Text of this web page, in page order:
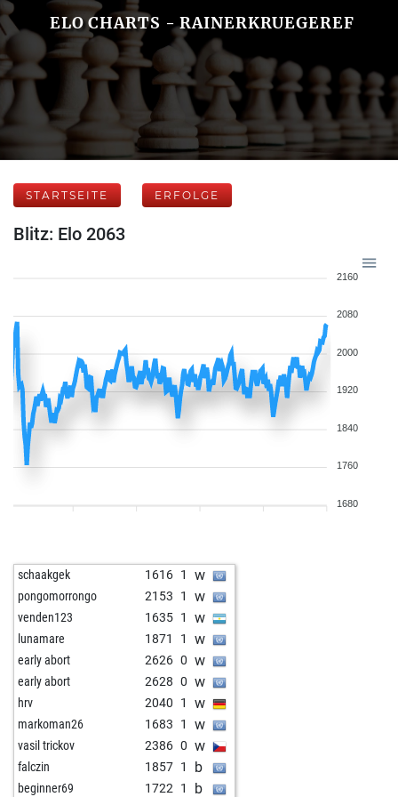
ELO CHARTS - RAINERKRUEGEREF
STARTSEITE ERFOLGE
Blitz: Elo 2063
2160
2080
2000
1920
1840
1760
1680
schaakgek 1616 1 w
pongomorrongo 2153 1 w
venden123 1635 1 w
lunamare 1871 1 w
early abort 2626 0 w
early abort 2628 0 w
hrv 2040 1 w
markoman26 1683 1 w
vasil trickov 2386 0 w
falczin 1857 1 b
beginner69 1722 1 b